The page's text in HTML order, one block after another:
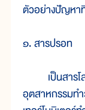
ตัวอย่างปัญหา
๑. สารปรอท
เป็นสารโล
อุตสาหกรรมท